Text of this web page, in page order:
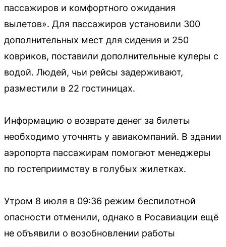
пассажиров и комфортного ожидания
вылетов». Для пассажиров установили 300
дополнительных мест для сидения и 250
ковриков, поставили дополнительные кулеры с
водой. Людей, чьи рейсы задерживают,
разместили в 22 гостиницах.
Информацию о возврате денег за билеты
необходимо уточнять у авиакомпаний. В здании
аэропорта пассажирам помогают менеджеры
по гостеприимству в голубых жилетках.
Утром 8 июля в 09:36 режим беспилотной
опасности отменили, однако в Росавиации ещё
не объявили о возобновлении работы